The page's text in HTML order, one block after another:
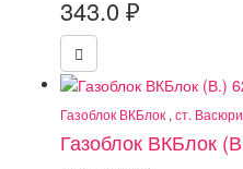
343.0 ₽
Газоблок ВКБлок , ст.
Газоблок ВКБлок